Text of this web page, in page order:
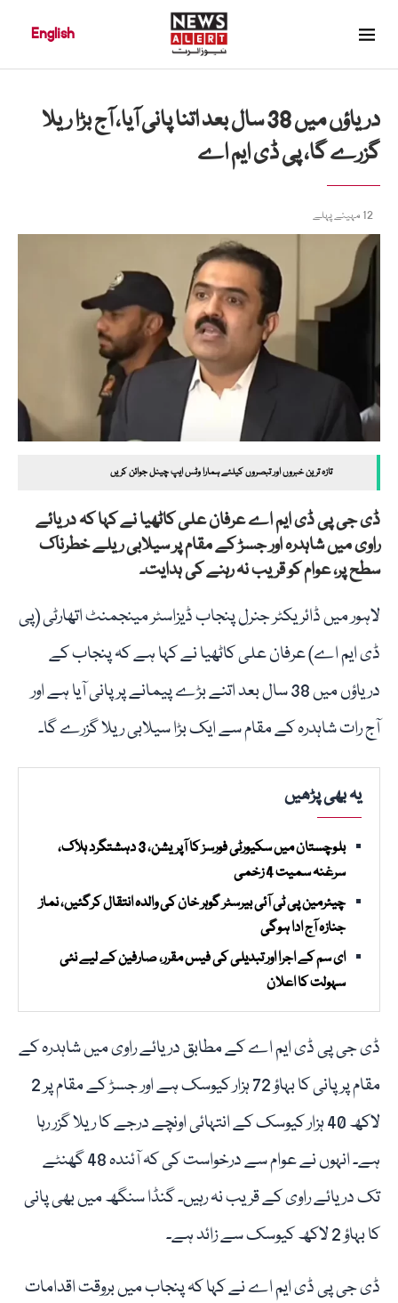
English
دریاؤں میں 38 سال بعد اتنا پانی آیا، آج بڑا ریلا
گزرے گا، پی ڈی ایم اے
12 مہینے پہلے
تازہ ترین خبروں اور تبصروں کیلئے ہمارا وٹس ایپ چینل جوائن کریں
ڈی جی پی ڈی ایم اے عرفان علی کاٹھیا نے کہا کہ دریائے
راوی میں شاہدرہ اور جسڑ کے مقام پر سیلابی ریلے خطرناک
سطح پر، عوام کو قریب نہ رہنے کی ہدایت۔
لاہور میں ڈائریکٹر جنرل پنجاب ڈیزاسٹر مینجمنٹ اتھارٹی (پی
ڈی ایم اے) عرفان علی کاٹھیا نے کہا ہے کہ پنجاب کے
دریاؤں میں 38 سال بعد اتنے بڑے پیمانے پر پانی آیا ہے اور
آج رات شاہدرہ کے مقام سے ایک بڑا سیلابی ریلا گزرے گا۔
یہ بھی پڑھیں
بلوچستان میں سکیورٹی فورسز کا آپریشن، 3 دہشتگرد ہلاک،
سرغنہ سمیت 4 زخمی
چیئرمین پی ٹی آئی بیرسٹر گوہر خان کی والدہ انتقال کرگئیں، نماز
جنازہ آج ادا ہوگی
ای سم کے اجرا اور تبدیلی کی فیس مقرر، صارفین کے لیے نئی
سہولت کا اعلان
ڈی جی پی ڈی ایم اے کے مطابق دریائے راوی میں شاہدرہ کے
مقام پر پانی کا بہاؤ 72 ہزار کیوسک ہے اور جسڑ کے مقام پر 2
لاکھ 40 ہزار کیوسک کے انتہائی اونچے درجے کا ریلا گزر رہا
ہے۔ انہوں نے عوام سے درخواست کی کہ آئندہ 48 گھنٹے
تک دریائے راوی کے قریب نہ رہیں۔ گنڈا سنگھ میں بھی پانی
کا بہاؤ 2 لاکھ کیوسک سے زائد ہے۔
ڈی جی پی ڈی ایم اے نے کہا کہ پنجاب میں بروقت اقدامات